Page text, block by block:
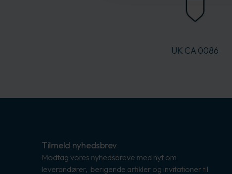
UK CA 0086
Tilmeld nyhedsbrev
Modtag vores nyhedsbreve med nyt om
leverandører, berigende artikler og invitationer til